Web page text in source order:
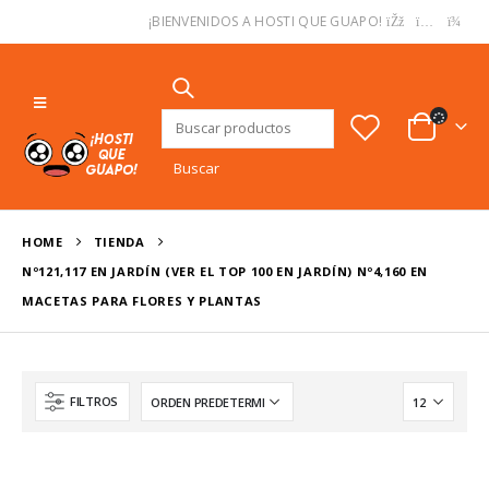
¡BIENVENIDOS A HOSTI QUE GUAPO!
Buscar:
HOME
TIENDA
Nº121,117 EN JARDÍN (VER EL TOP 100 EN JARDÍN) Nº4,160 EN
MACETAS PARA FLORES Y PLANTAS
FILTROS